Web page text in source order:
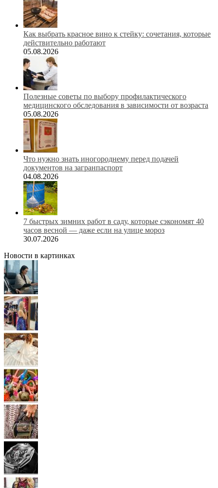
Как выбрать красное вино к стейку: сочетания, которые
действительно работают
05.08.2026
Полезные советы по выбору профилактического
медицинского обследования в зависимости от возраста
05.08.2026
Что нужно знать иногороднему перед подачей
документов на загранпаспорт
04.08.2026
7 быстрых зимних работ в саду, которые сэкономят 40
часов весной — даже если на улице мороз
30.07.2026
Новости в картинках